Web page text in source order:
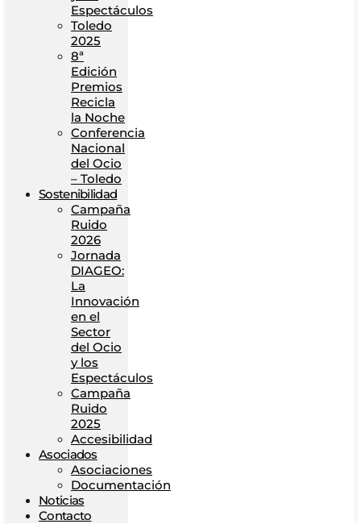
Espectáculos
Toledo
2025
8ª
Edición
Premios
Recicla
la Noche
Conferencia
Nacional
del Ocio
– Toledo
Sostenibilidad
Campaña
Ruido
2026
Jornada
DIAGEO:
La
Innovación
en el
Sector
del Ocio
y los
Espectáculos
Campaña
Ruido
2025
Accesibilidad
Asociados
Asociaciones
Documentación
Noticias
Contacto